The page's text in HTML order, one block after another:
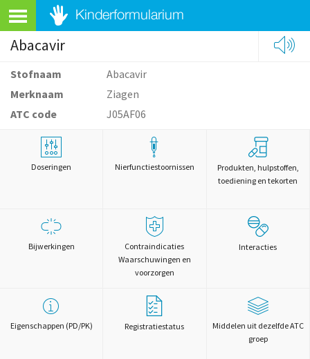
Abacavir
Stofnaam
Abacavir
Merknaam
Ziagen
ATC code
J05AF06
Doseringen Nierfunctiestoornissen
Produkten, hulpstoffen,
toediening en tekorten
Bijwerkingen
Contraindicaties
Waarschuwingen en
voorzorgen
Interacties
Eigenschappen (PD/PK) Registratiestatus
Middelen uit dezelfde ATC
groep